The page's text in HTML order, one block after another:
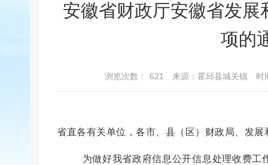
安徽省财政厅安徽省发
项的
浏览次数： 621 来源：霍邱县城关镇 时
省直各有关单位， 各市、县（区）财政局 、发
为做好我省政府信息公开信息处理收费